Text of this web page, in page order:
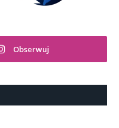
Obserwuj